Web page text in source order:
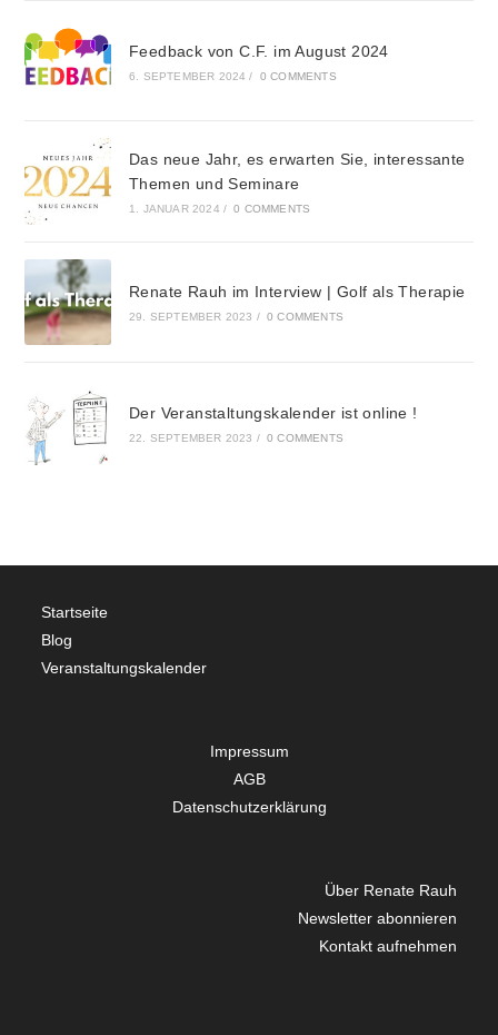
Feedback von C.F. im August 2024
6. SEPTEMBER 2024 / 0 COMMENTS
Das neue Jahr, es erwarten Sie, interessante
Themen und Seminare
1. JANUAR 2024 / 0 COMMENTS
Renate Rauh im Interview | Golf als Therapie
29. SEPTEMBER 2023 / 0 COMMENTS
Der Veranstaltungskalender ist online !
22. SEPTEMBER 2023 / 0 COMMENTS
Startseite
Blog
Veranstaltungskalender
Impressum
AGB
Datenschutzerklärung
Über Renate Rauh
Newsletter abonnieren
Kontakt aufnehmen